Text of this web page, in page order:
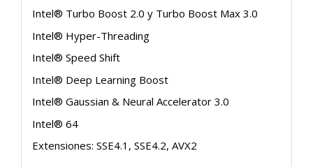
Intel® Turbo Boost 2.0 y Turbo Boost Max 3.0
Intel® Hyper-Threading
Intel® Speed Shift
Intel® Deep Learning Boost
Intel® Gaussian & Neural Accelerator 3.0
Intel® 64
Extensiones: SSE4.1, SSE4.2, AVX2